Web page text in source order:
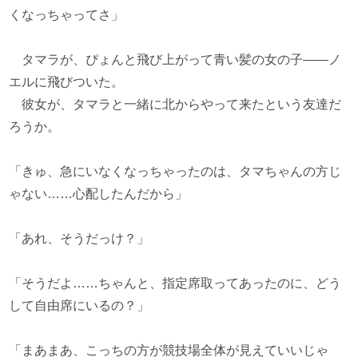
くなっちゃってさ」
タマラが、ぴょんと飛び上がって青い髪の女の子――ノ
エルに飛びついた。
彼女が、タマラと一緒に北からやって来たという友達だ
ろうか。
「きゅ、急にいなくなっちゃったのは、タマちゃんの方じ
ゃない……心配したんだから」
「あれ、そうだっけ？」
「そうだよ……ちゃんと、指定席取ってあったのに、どう
して自由席にいるの？」
「まあまあ、こっちの方が競技場全体が見えていいじゃ